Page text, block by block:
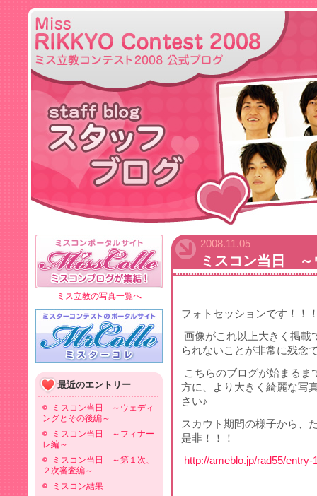
2008.11.05
ミスコン当日 ～
フォトセッションです！！
画像がこれ以上大きく掲載
られないことが非常に残念
こちらのブログが始まるま
方に、より大きく綺麗な写
さい♪
スカウト期間の様子から、
是非！！！
http://ameblo.jp/rad55/entry-
ミス立教の写真一覧へ
最近のエントリー
ミスコン当日 ～ウェディ
ングとその後編～
ミスコン当日 ～フィナー
レ編～
ミスコン当日 ～第１次、
２次審査編～
ミスコン結果